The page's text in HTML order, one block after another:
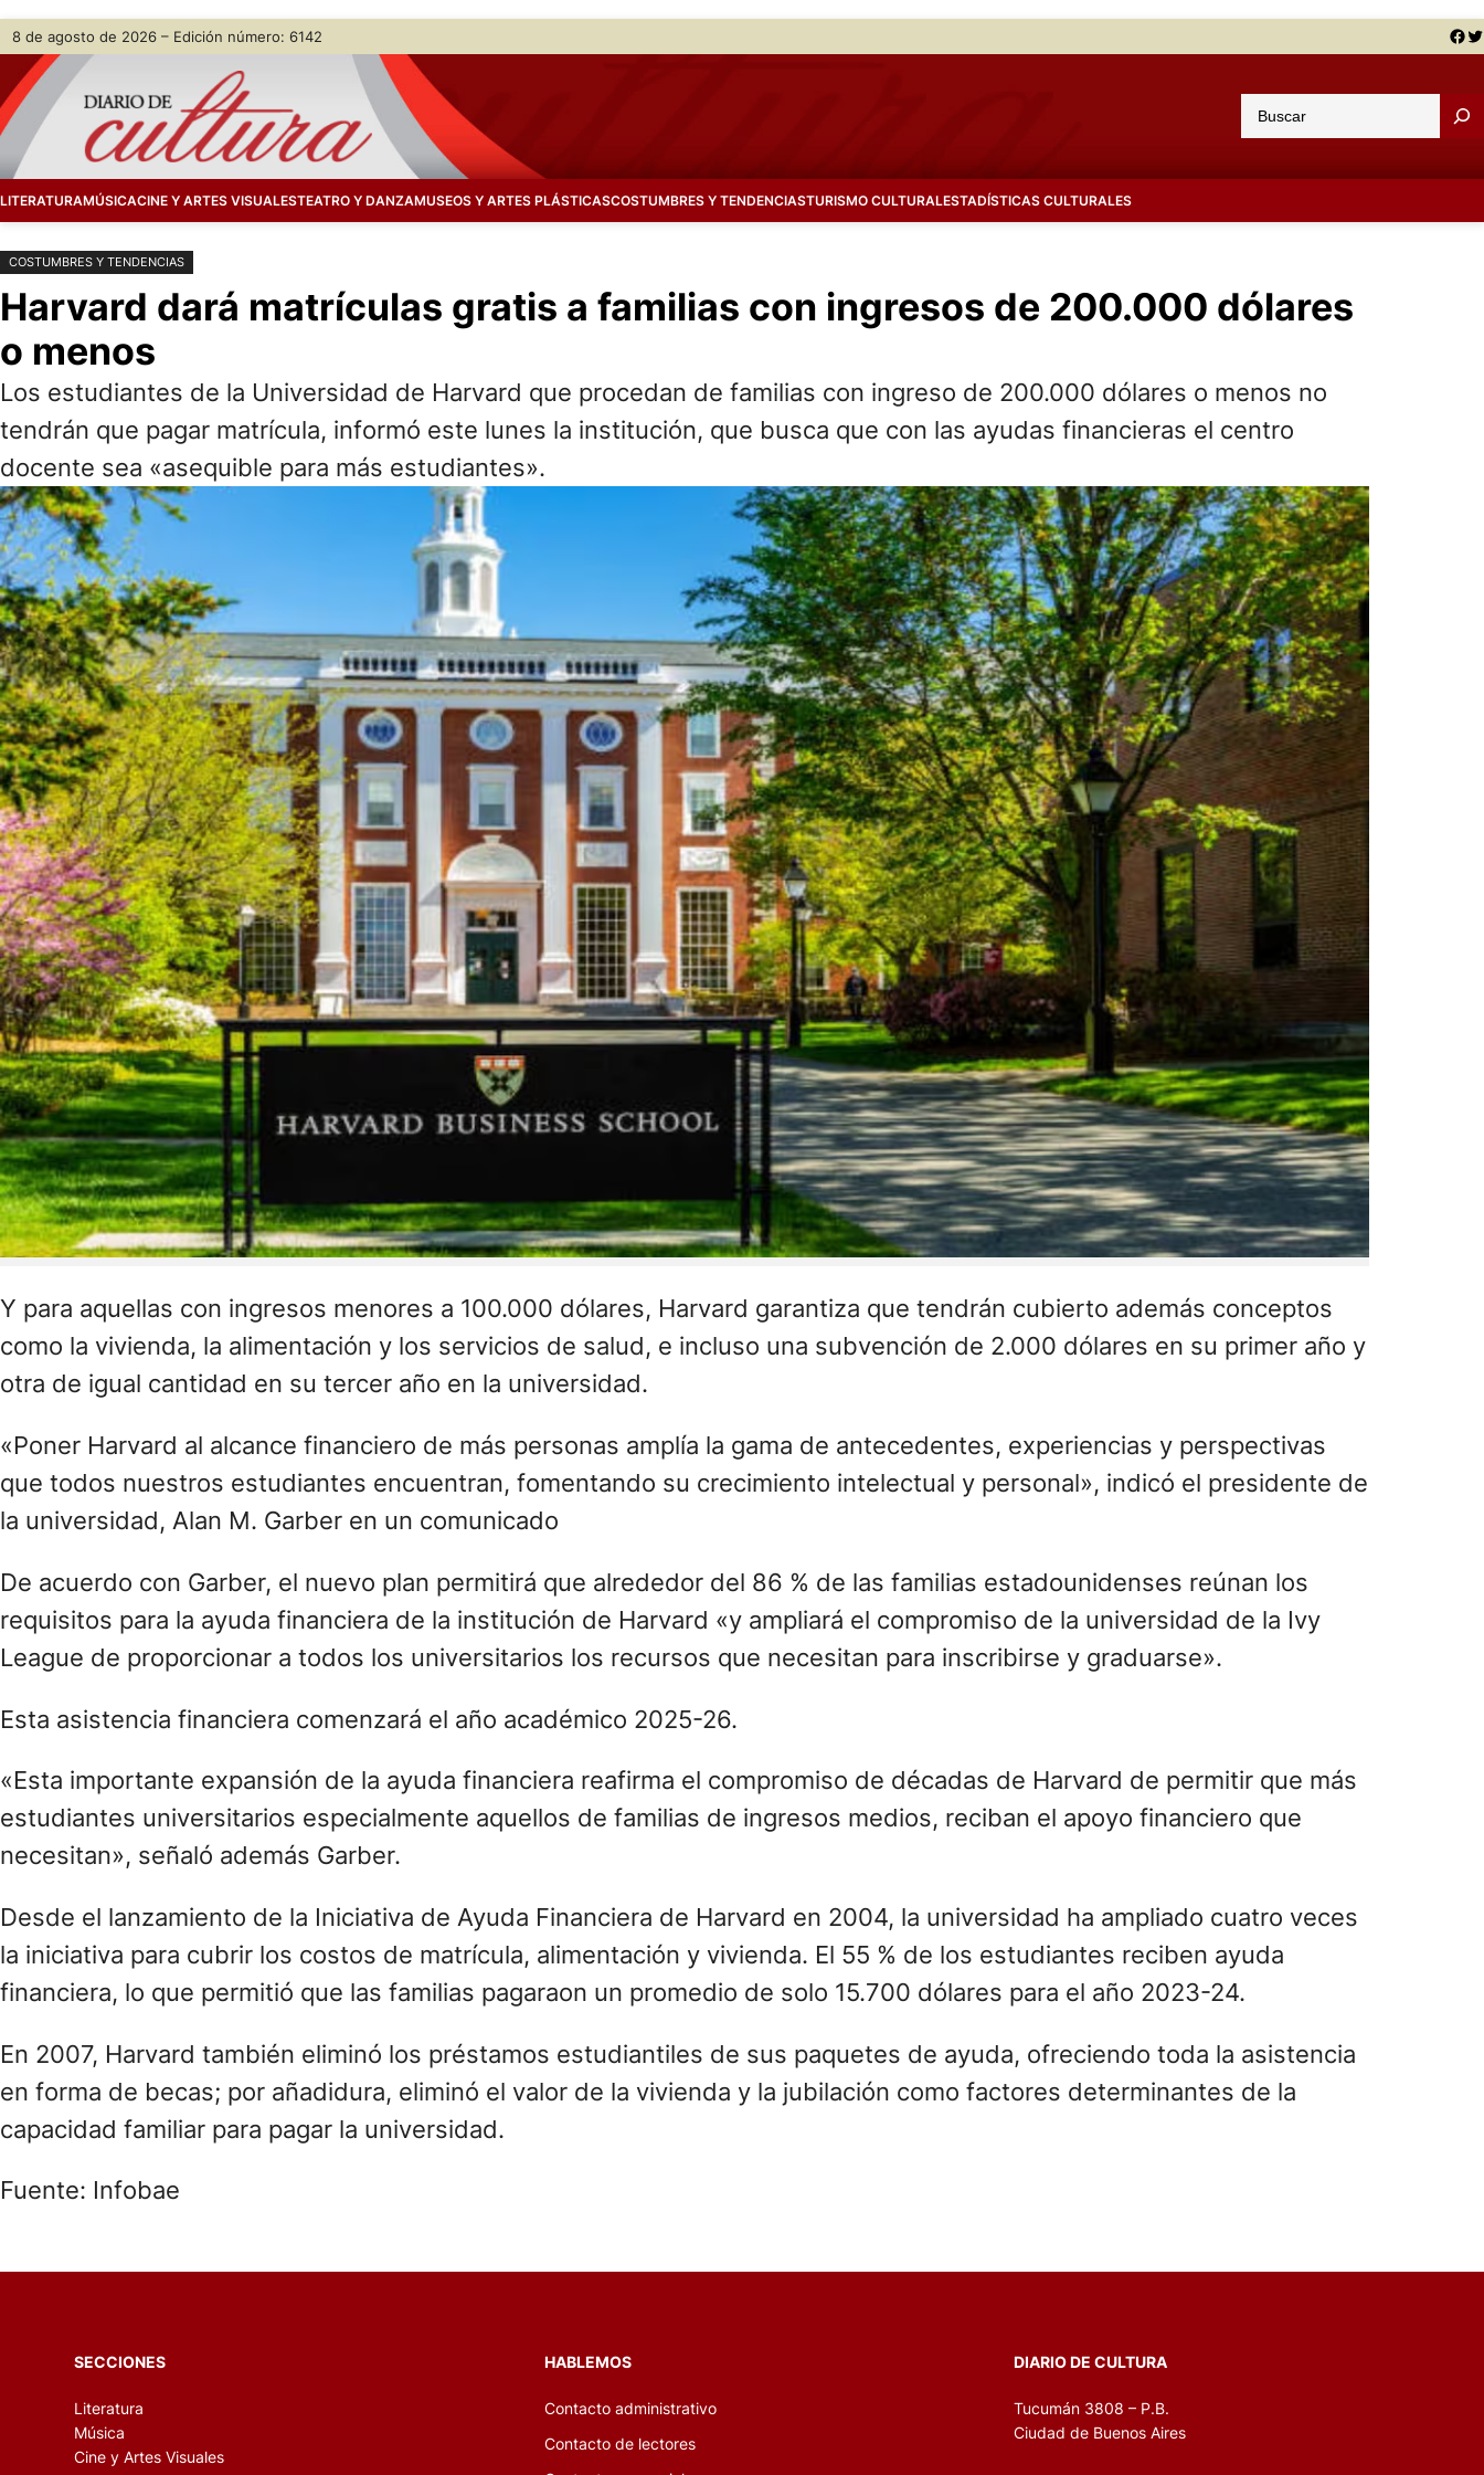
Saltar
contenido
Skip
content
8 de agosto de 2026 – Edición número: 6142 Facebook Twitter
u
a
LITERATURAMÚSICACINE Y ARTES VISUALESTEATRO Y DANZAMUSEOS Y ARTES PLÁSTICASCOSTUMBRES Y TENDENCIASTURISMO CULTURALESTADÍSTICAS CULTURALES
COSTUMBRES Y TENDENCIAS
Harvard dará matrículas gratis a familias con ingresos de 200.000 dólares
o menos
Los estudiantes de la Universidad de Harvard que procedan de familias con ingreso de 200.000 dólares o menos no
tendrán que pagar matrícula, informó este lunes la institución, que busca que con las ayudas financieras el centro
docente sea «asequible para más estudiantes».
Y para aquellas con ingresos menores a 100.000 dólares, Harvard garantiza que tendrán cubierto además conceptos
como la vivienda, la alimentación y los servicios de salud, e incluso una subvención de 2.000 dólares en su primer año y
otra de igual cantidad en su tercer año en la universidad.
«Poner Harvard al alcance financiero de más personas amplía la gama de antecedentes, experiencias y perspectivas
que todos nuestros estudiantes encuentran, fomentando su crecimiento intelectual y personal», indicó el presidente de
la universidad, Alan M. Garber en un comunicado
De acuerdo con Garber, el nuevo plan permitirá que alrededor del 86 % de las familias estadounidenses reúnan los
requisitos para la ayuda financiera de la institución de Harvard «y ampliará el compromiso de la universidad de la Ivy
League de proporcionar a todos los universitarios los recursos que necesitan para inscribirse y graduarse».
Esta asistencia financiera comenzará el año académico 2025-26.
«Esta importante expansión de la ayuda financiera reafirma el compromiso de décadas de Harvard de permitir que más
estudiantes universitarios especialmente aquellos de familias de ingresos medios, reciban el apoyo financiero que
necesitan», señaló además Garber.
Desde el lanzamiento de la Iniciativa de Ayuda Financiera de Harvard en 2004, la universidad ha ampliado cuatro veces
la iniciativa para cubrir los costos de matrícula, alimentación y vivienda. El 55 % de los estudiantes reciben ayuda
financiera, lo que permitió que las familias pagaraon un promedio de solo 15.700 dólares para el año 2023-24.
En 2007, Harvard también eliminó los préstamos estudiantiles de sus paquetes de ayuda, ofreciendo toda la asistencia
en forma de becas; por añadidura, eliminó el valor de la vivienda y la jubilación como factores determinantes de la
capacidad familiar para pagar la universidad.
Fuente: Infobae
SECCIONES
Literatura
Música
Cine y Artes Visuales
HABLEMOS
Contacto administrativo
Contacto de lectores
DIARIO DE CULTURA
Tucumán 3808 – P.B.
Ciudad de Buenos Aires